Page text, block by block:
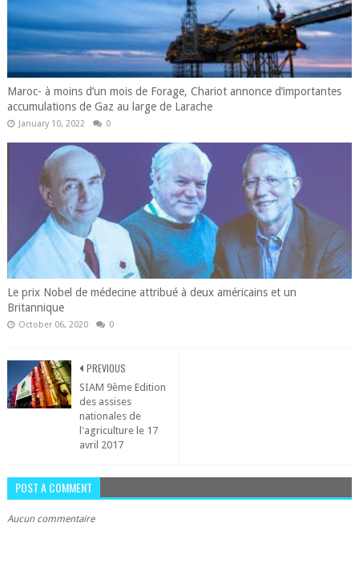
Maroc- à moins d’un mois de Forage, Chariot annonce d’importantes
accumulations de Gaz au large de Larache
January 10, 2022 0
Le prix Nobel de médecine attribué à deux américains et un
Britannique
October 06, 2020 0
PREVIOUS
SIAM 9ème Edition
des assises
nationales de
l'agriculture le 17
avril 2017
POST A COMMENT
Aucun commentaire